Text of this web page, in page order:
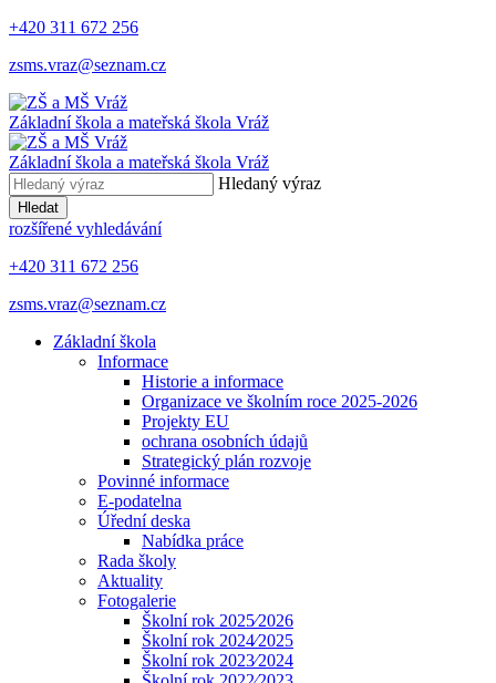
+420 311 672 256
zsms.vraz@seznam.cz
Základní škola a mateřská škola Vráž
Základní škola a mateřská škola Vráž
Hledaný výraz
Hledat
rozšířené vyhledávání
+420 311 672 256
zsms.vraz@seznam.cz
Základní škola
Informace
Historie a informace
Organizace ve školním roce 2025-2026
Projekty EU
ochrana osobních údajů
Strategický plán rozvoje
Povinné informace
E-podatelna
Úřední deska
Nabídka práce
Rada školy
Aktuality
Fotogalerie
Školní rok 2025⁄2026
Školní rok 2024⁄2025
Školní rok 2023⁄2024